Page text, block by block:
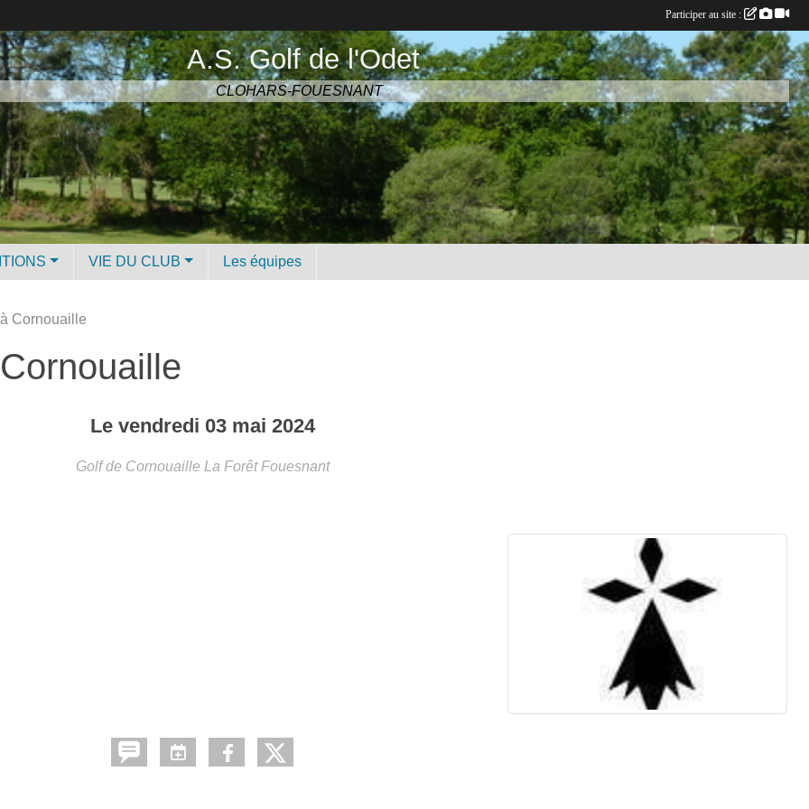
A.S. Golf de l'Odet
CLOHARS-FOUESNANT
VIE DU CLUB Les équipes
Cornouaille
Le vendredi 03 mai 2024
Golf de Cornouaille La Forêt Fouesnant
Participer au site :